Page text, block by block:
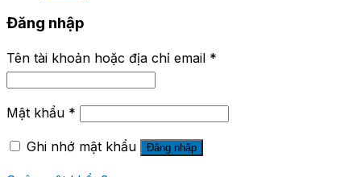
Đăng nhập
Tên tài khoản hoặc địa chỉ email *
Mật khẩu *
Ghi nhớ mật khẩu Đăng nhập